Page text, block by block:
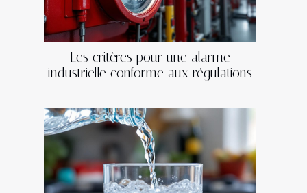
Les critères pour une alarme
industrielle conforme aux régulations